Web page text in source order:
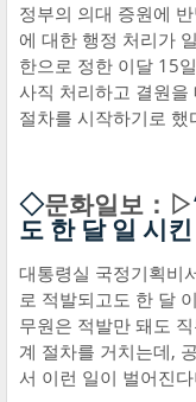
정부의 의대 증원에
에 대한 행정 처리가
한으로 정한 이달 15
사직 처리하고 결원을
절차를 시작하기로 했
◇문화일보：▷
도 한 달 일 시
대통령실 국정기획비
로 적발되고도 한 달
무원은 적발만 돼도
계 절차를 거치는데,
서 이런 일이 벌어진